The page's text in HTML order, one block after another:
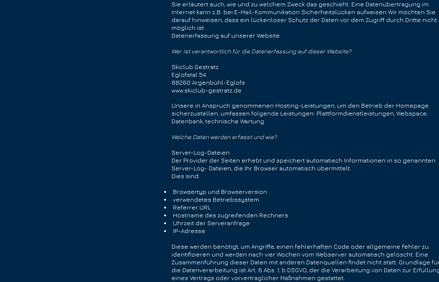
Sie erläutert auch, wie und zu welchem Zweck das geschieht. Eine Datenübertragung im
Internet kann z.B. bei E-Mail-Kommunikation Sicherheitslücken aufweisen Wir möchten Sie
darauf hinweisen, dass ein lückenloser Schutz der Daten vor dem Zugriff durch Dritte nicht
möglich ist.
Datenerfassung auf unserer Website
Wer ist verantwortlich für die Datenerfassung auf dieser Website?
Skiclub Gestratz
Eglofstal 54
88260 Argenbühl-Eglofs
www.skiclub-gestratz.de
Unsere in Anspruch genommenen Hosting-Leistungen, um den Betrieb der Homepage
sicherzustellen, umfassen folgende Leistungen: Plattformdienstleistungen, Webspace,
Datenbank, technische Wartung.
Welche Daten werden erfasst und wie?
Server-Log-Dateien
Der Provider der Seiten erhebt und speichert automatisch Informationen in so genannten
Server-Log- Dateien, die Ihr Browser automatisch übermittelt.
Dies sind:
Browsertyp und Browserversion
verwendetes Betriebssystem
Referrer URL
Hostname des zugreifenden Rechners
Uhrzeit der Serveranfrage
IP-Adresse
Diese werden benötigt, um Angriffe, einen fehlerhaften Code oder allgemeine Fehler zu
identifizieren und werden nach vier Wochen vom Webserver automatisch gelöscht. Eine
Zusammenführung dieser Daten mit anderen Datenquellen findet nicht statt. Grundlage
die Datenverarbeitung ist Art. 6 Abs. 1, b DSGVO, der die Verarbeitung von Daten zur
eines Vertrags oder vorvertraglicher Maßnahmen gestattet.